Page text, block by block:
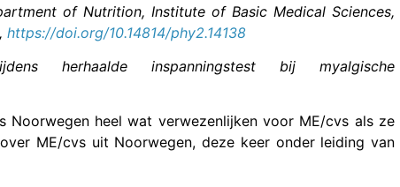
of Nutrition, Institute of Basic Medical Sciences,
https://doi.org/10.14814/phy2.14138
herhaalde inspanningstest bij myalgische
Noorwegen heel wat verwezenlijken voor ME/cvs als ze
ME/cvs uit Noorwegen, deze keer onder leiding van